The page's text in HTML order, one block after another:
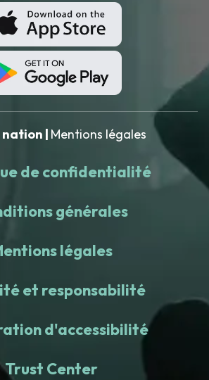
| Mentions légales
de confidentialité
générales
légales
et responsabilité
d'accessibilité
Trust Center